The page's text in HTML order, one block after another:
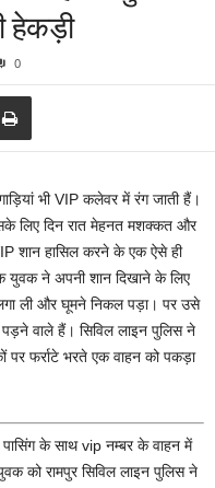
हेकड़ी
0
भी VIP कलेवर में रंग जाती हैं।
लिए दिन रात मेहनत मशक्कत और
शान हासिल करने के एक ऐसे ही
युवक ने अपनी शान दिखाने के लिए
ली और घूमने निकल पड़ा। पर उसे
वाले हैं। सिविल लाइन पुलिस ने
फर्राटे भरते एक वाहन को पकड़ा
के साथ vip नम्बर के वाहन में
को रामपुर सिविल लाइन पुलिस ने